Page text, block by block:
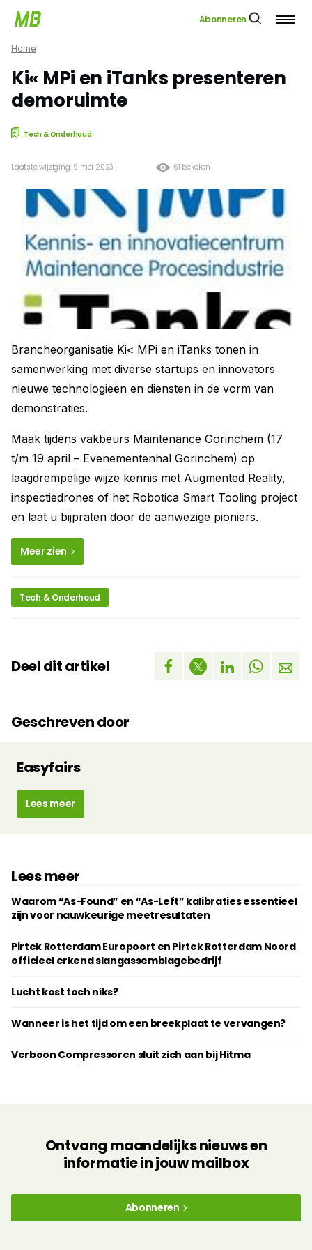
Abonneren
Home
Ki« MPi en iTanks presenteren
demoruimte
Tech & Onderhoud
61 bekeken
Laatste wijziging: 9 mei 2023
Brancheorganisatie Ki< MPi en iTanks tonen in
samenwerking met diverse startups en innovators
nieuwe technologieën en diensten in de vorm van
demonstraties.
Maak tijdens vakbeurs Maintenance Gorinchem (17
t/m 19 april – Evenementenhal Gorinchem) op
laagdrempelige wijze kennis met Augmented Reality,
inspectiedrones of het Robotica Smart Tooling project
en laat u bijpraten door de aanwezige pioniers.
Meer zien
Tech & Onderhoud
Deel dit artikel
Geschreven door
Easyfairs
Lees meer
Lees meer
Waarom “As-Found” en “As-Left” kalibraties essentieel
zijn voor nauwkeurige meetresultaten
Pirtek Rotterdam Europoort en Pirtek Rotterdam Noord
officieel erkend slangassemblagebedrijf
Lucht kost toch niks?
Wanneer is het tijd om een breekplaat te vervangen?
Verboon Compressoren sluit zich aan bij Hitma
Ontvang maandelijks nieuws en
informatie in jouw mailbox
Abonneren